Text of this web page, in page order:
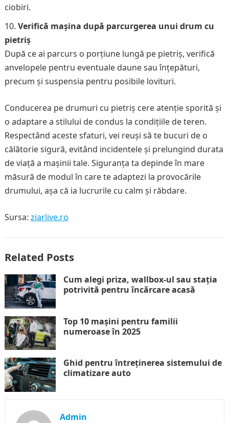
ciobiri.
Verifică mașina după parcurgerea unui drum cu
pietriș
După ce ai parcurs o porțiune lungă pe pietriș, verifică
anvelopele pentru eventuale daune sau înțepături,
precum și suspensia pentru posibile lovituri.
Conducerea pe drumuri cu pietriș cere atenție sporită și
o adaptare a stilului de condus la condițiile de teren.
Respectând aceste sfaturi, vei reuși să te bucuri de o
călătorie sigură, evitând incidentele și prelungind durata
de viață a mașinii tale. Siguranța ta depinde în mare
măsură de modul în care te adaptezi la provocările
drumului, așa că ia lucrurile cu calm și răbdare.
Sursa: ziarlive.ro
Related Posts
Cum alegi priza, wallbox-ul sau stația
potrivită pentru încărcare acasă
Top 10 mașini pentru familii
numeroase în 2025
Ghid pentru întreținerea sistemului de
climatizare auto
Admin